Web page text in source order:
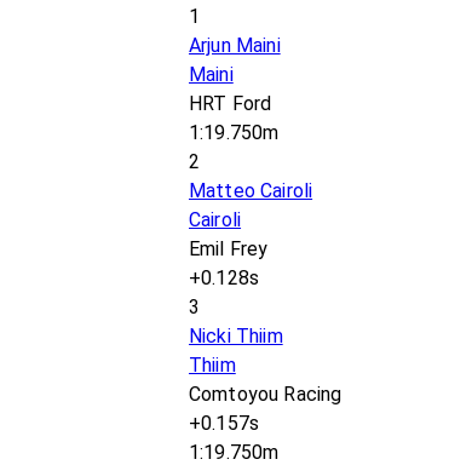
1
Arjun Maini
Maini
HRT Ford
1:19.750m
2
Matteo Cairoli
Cairoli
Emil Frey
+0.128s
3
Nicki Thiim
Thiim
Comtoyou Racing
+0.157s
1:19.750m